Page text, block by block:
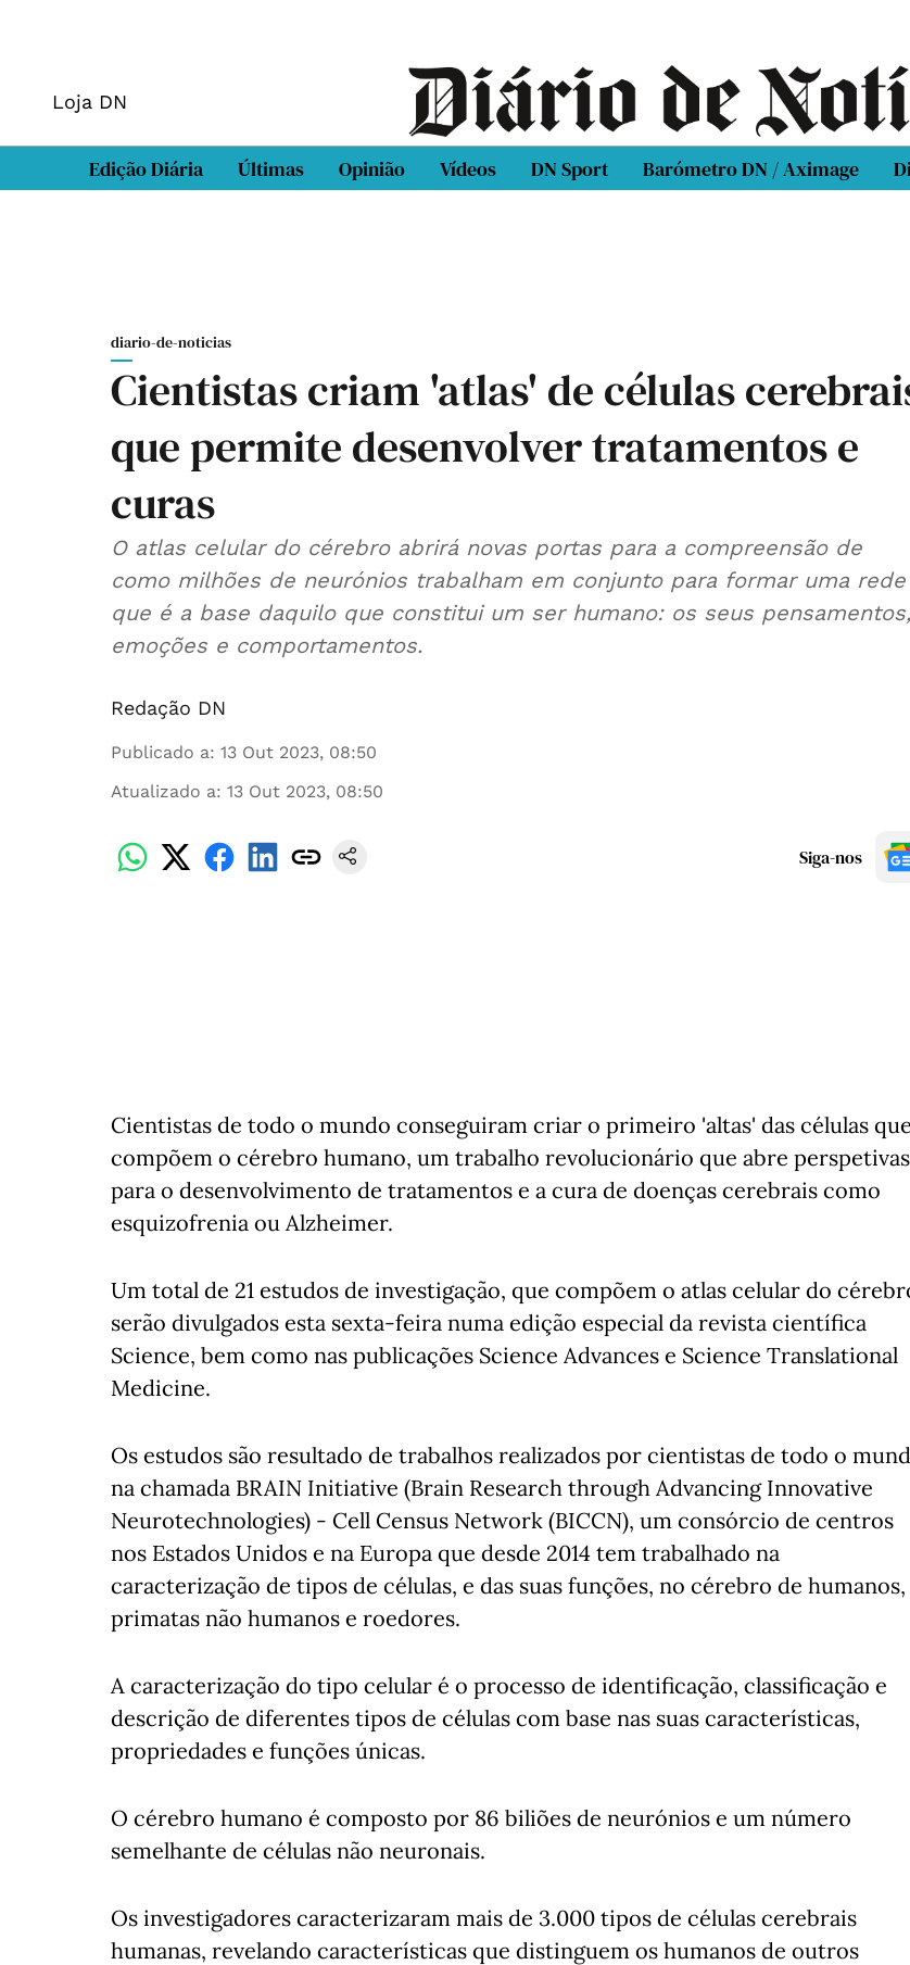
Loja DN
Edição Diária Últimas Opinião Vídeos DN Sport Barómetro DN / Aximage
diario-de-noticias
Cientistas criam 'atlas' de células
que permite desenvolver tratamentos e
curas
O atlas celular do cérebro abrirá novas portas para a compreensão de
como milhões de neurónios trabalham em conjunto para formar uma rede
que é a base daquilo que constitui um ser humano: os seus pensamentos,
emoções e comportamentos.
Redação DN
Publicado a: 13 Out 2023, 08:50
Atualizado a: 13 Out 2023, 08:50
Siga-nos
Cientistas de todo o mundo conseguiram criar o primeiro 'altas' das células que
compõem o cérebro humano, um trabalho revolucionário que abre perspetivas
para o desenvolvimento de tratamentos e a cura de doenças cerebrais como
esquizofrenia ou Alzheimer.
Um total de 21 estudos de investigação, que compõem o atlas celular do
serão divulgados esta sexta-feira numa edição especial da revista científica
Science, bem como nas publicações Science Advances e Science Translational
Medicine.
Os estudos são resultado de trabalhos realizados por cientistas de todo o
na chamada BRAIN Initiative (Brain Research through Advancing Innovative
Neurotechnologies) - Cell Census Network (BICCN), um consórcio de centros
nos Estados Unidos e na Europa que desde 2014 tem trabalhado na
caracterização de tipos de células, e das suas funções, no cérebro de humanos,
primatas não humanos e roedores.
A caracterização do tipo celular é o processo de identificação, classificação e
descrição de diferentes tipos de células com base nas suas características,
propriedades e funções únicas.
O cérebro humano é composto por 86 biliões de neurónios e um número
semelhante de células não neuronais.
Os investigadores caracterizaram mais de 3.000 tipos de células cerebrais
humanas, revelando características que distinguem os humanos de outros